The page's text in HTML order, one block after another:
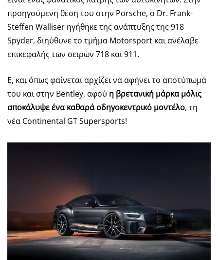
προηγούμενη θέση του στην Porsche, ο Dr. Frank-
Steffen Walliser ηγήθηκε της ανάπτυξης της 918
Spyder, διηύθυνε το τμήμα Motorsport και ανέλαβε
επικεφαλής των σειρών 718 και 911.
Ε, και όπως φαίνεται αρχίζει να αφήνει το αποτύπωμά
του και στην Bentley, αφού η βρετανική μάρκα μόλις
αποκάλυψε ένα καθαρά οδηγοκεντρικό μοντέλο, τη
νέα Continental GT Supersports!